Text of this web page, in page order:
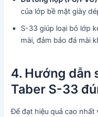
của lớp bề mặt giày
S-33 giúp loại bỏ lớp
mài, đảm bảo đá mài
4. Hướng dẫn
Taber S-33
Để đạt hiệu quả cao nhất